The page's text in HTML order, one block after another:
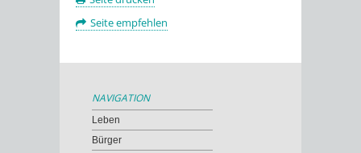
Seite empfehlen
NAVIGATION
Leben
Bürger